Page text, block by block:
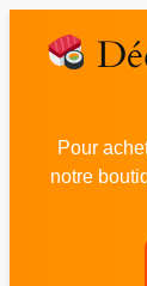
Pour
notre